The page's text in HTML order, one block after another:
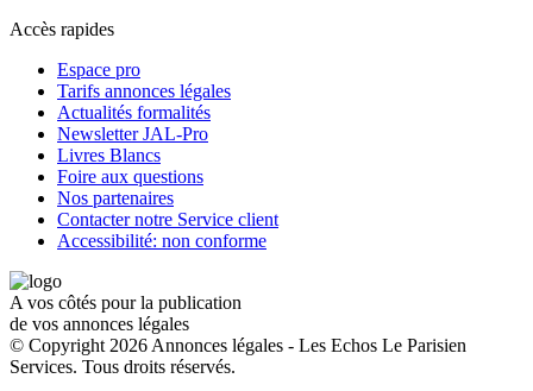
Accès rapides
Espace pro
Tarifs annonces légales
Actualités formalités
Newsletter JAL-Pro
Livres Blancs
Foire aux questions
Nos partenaires
Contacter notre Service client
Accessibilité: non conforme
A vos côtés pour la publication
de vos annonces légales
© Copyright 2026 Annonces légales - Les Echos Le Parisien
Services. Tous droits réservés.